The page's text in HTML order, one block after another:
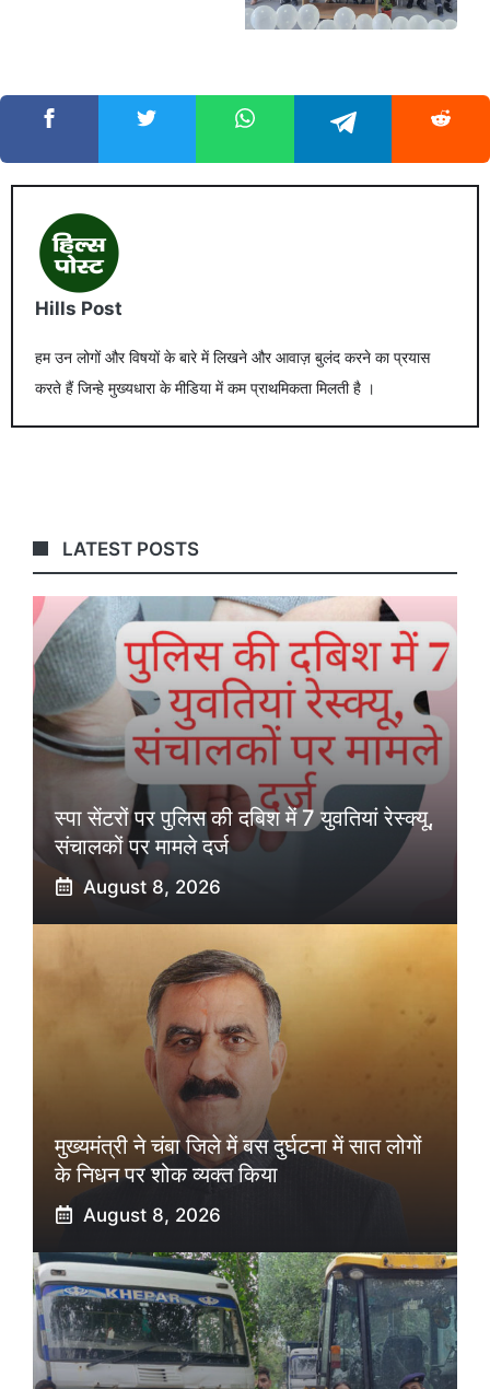
Hills Post
हम उन लोगों और विषयों के बारे में लिखने और आवाज़ बुलंद करने का प्रयास
करते हैं जिन्हे मुख्यधारा के मीडिया में कम प्राथमिकता मिलती है ।
LATEST POSTS
स्पा सेंटरों पर पुलिस की दबिश में 7 युवतियां रेस्क्यू,
संचालकों पर मामले दर्ज
August 8, 2026
मुख्यमंत्री ने चंबा जिले में बस दुर्घटना में सात लोगों
के निधन पर शोक व्यक्त किया
August 8, 2026